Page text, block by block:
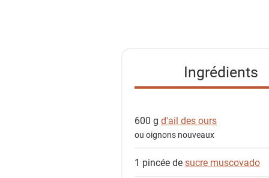
Ingrédients
600 g d'ail des ours
ou oignons nouveaux
1 pincée desucre muscovado